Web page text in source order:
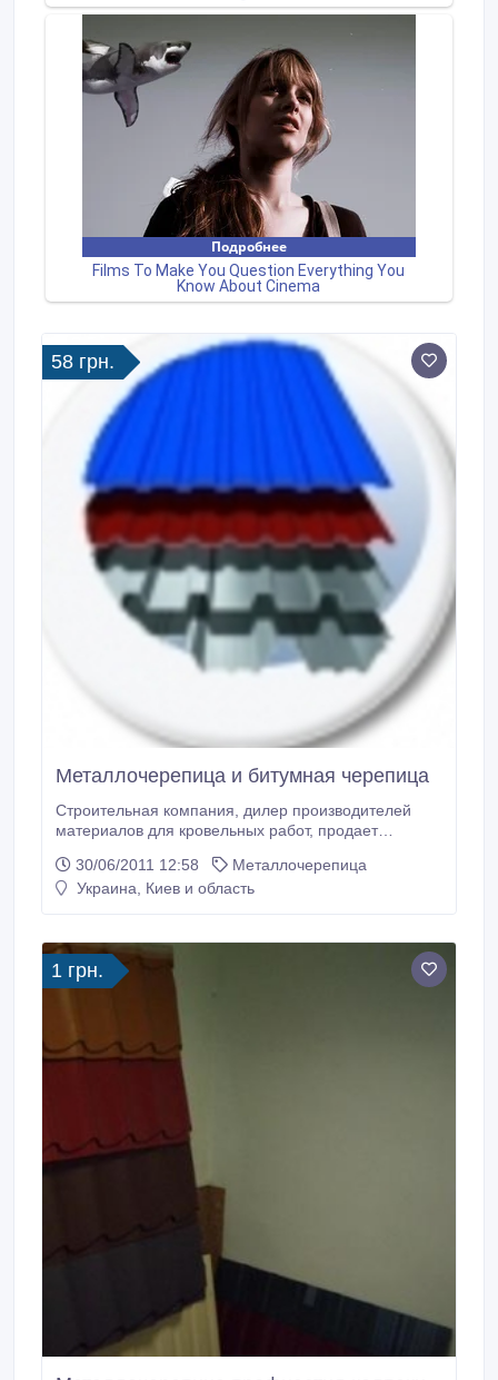
58 грн.
Металлочерепица и битумная черепица
Строительная компания, дилер производителей
материалов для кровельных работ, продает
ОСП, водосточную систему, утеплители, а также
большой ассортимент планок, для выполнения
30/06/2011 12:58
Металлочерепица
Украина, Киев и область
1 грн.